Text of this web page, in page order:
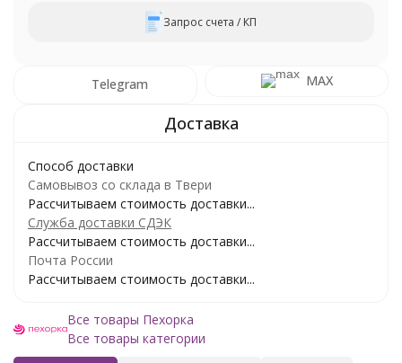
Запрос счета / КП
Telegram MAX
Способ доставки
Самовывоз со склада в Твери
Рассчитываем стоимость доставки...
Служба доставки СДЭК
Рассчитываем стоимость доставки...
Почта России
Рассчитываем стоимость доставки...
Все товары Пехорка
Все товары категории